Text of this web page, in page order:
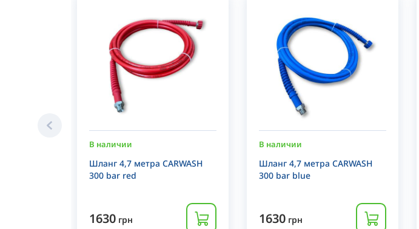
В наличии
Шланг 4,7 метра CARWASH
300 bar red
1630 грн
В наличии
Шланг 4,7 метра CARWASH
300 bar blue
1630 грн